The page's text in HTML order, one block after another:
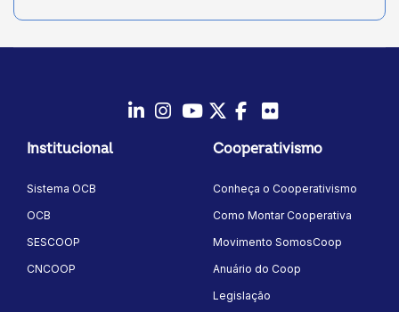
Instagram
YoutubeTwitter/X
Facebook
Institucional
Sistema OCB
OCB
SESCOOP
CNCOOP
Cooperativismo
Conheça o Cooperativismo
Como Montar Cooperativa
Movimento SomosCoop
Anuário do Coop
Legislação